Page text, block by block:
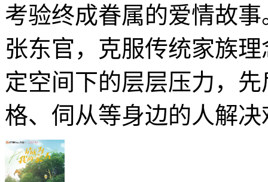
考验终成眷属的爱情故
张东官，克服传统家族
定空间下的层层压力，
格、伺从等身边的人解